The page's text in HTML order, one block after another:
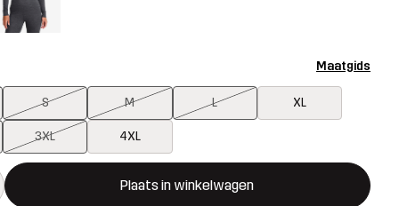
Maatgids
S M L XL
3XL 4XL
Plaats in winkelwagen
een modal met de bevestiging van een nieuw item in het